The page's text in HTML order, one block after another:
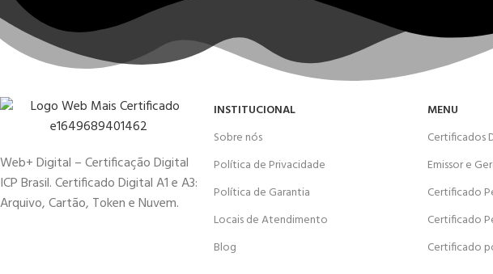
Web+ Digital – Certificação Digital
ICP Brasil. Certificado Digital A1 e A3:
Arquivo, Cartão, Token e Nuvem.
INSTITUCIONAL
Sobre nós
Política de Privacidade
Política de Garantia
Locais de Atendimento
Blog
MENU
Certificados
Emissor e
Certificado
Certificado
Certificado